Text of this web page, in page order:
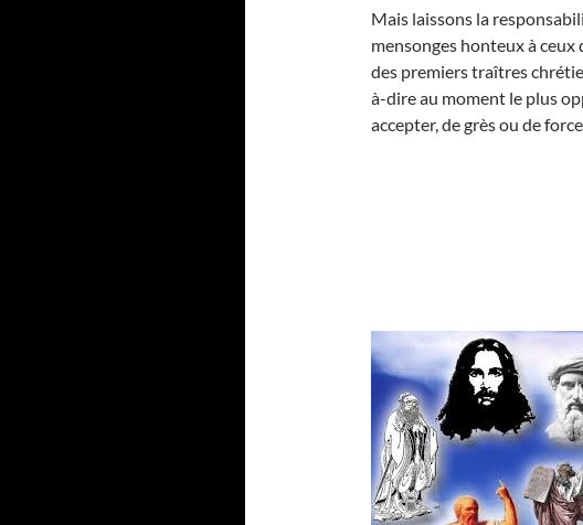
Mais laissons la
mensonges honteux à ceux
des premiers traîtres
à-dire au moment le plus
accepter, de grès ou de